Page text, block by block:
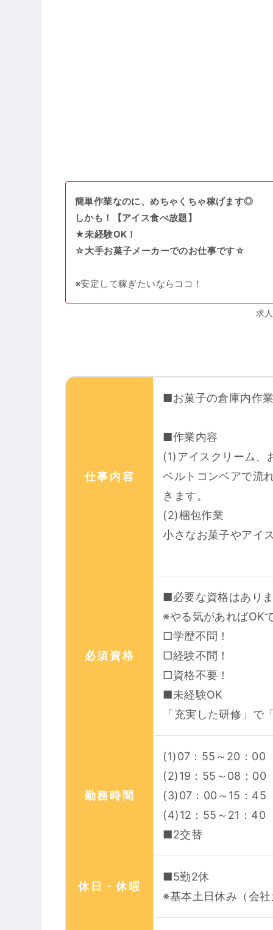
簡単作業なのに、めちゃくちゃ稼げます◎
しかも！【アイス食べ放題】
★未経験OK！
☆大手お菓子メーカーでのお仕事です☆
※安定して稼ぎたいならココ！
求
仕事内容
■お菓子の倉庫内作
■作業内容
(1)アイスクリーム、
ベルトコンベアで流
きます。
(2)梱包作業
小さなお菓子やアイ
必須資格
■必要な資格はあり
※やる気があればOK
□学歴不問！
□経験不問！
□資格不要！
■未経験OK
「充実した研修」で
勤務時間
(1)07：55～20：00
(2)19：55～08：00
(3)07：00～15：45
(4)12：55～21：40
■2交替
休日・休暇
■5勤2休
※基本土日休み（会